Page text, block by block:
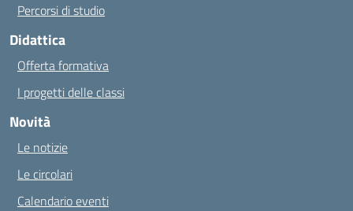
Percorsi di studio
Didattica
Offerta formativa
I progetti delle classi
Novità
Le notizie
Le circolari
Calendario eventi